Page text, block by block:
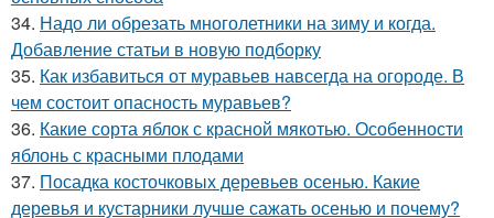
34. Надо ли обрезать многолетники на зиму и когда.
Добавление статьи в новую подборку
35. Как избавиться от муравьев навсегда на огороде. В
чем состоит опасность муравьев?
36. Какие сорта яблок с красной мякотью. Особенности
яблонь с красными плодами
37. Посадка косточковых деревьев осенью. Какие
деревья и кустарники лучше сажать осенью и почему?